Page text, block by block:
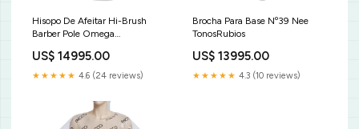
Hisopo De Afeitar Hi-Brush
Barber Pole Omega
US$ 14995.00
★★★★★ 4.6 (24 reviews)
Brocha Para Base Nº39 Nee
TonosRubios
US$ 13995.00
★★★★★ 4.3 (10 reviews)